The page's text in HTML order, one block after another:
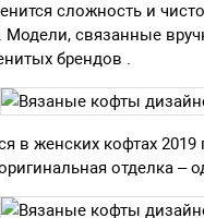
сложность и
связанные
брендов .
в женских кофтах
отделка